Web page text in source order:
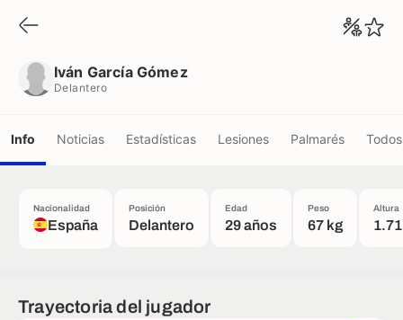
Iván García Gómez
Delantero
Info Noticias Estadísticas Lesiones Palmarés
Nacionalidad
España
Posición
Delantero
Edad
29 años
Peso
67 kg
Altura
Trayectoria del jugador